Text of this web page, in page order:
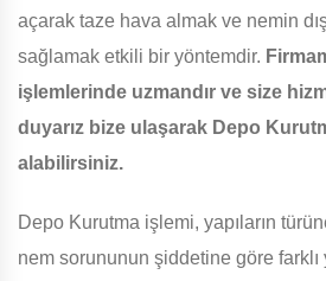
açarak taze hava almak ve nemin
sağlamak etkili bir yöntemdir.
işlemlerinde uzmandır ve size
duyarız bize ulaşarak Depo
alabilirsiniz.
Depo Kurutma işlemi, yapıların
nem sorununun şiddetine göre farklı